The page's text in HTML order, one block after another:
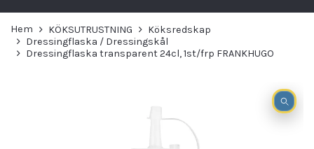
Hem KÖKSUTRUSTNING
Köksredskap
Dressingflaska / Dressingskål
Dressingflaska transparent 24cl, 1st/frp FRANKHUGO